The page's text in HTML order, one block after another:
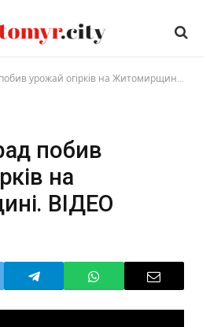
урожай огірків на Житомирщині. ВІДЕО
побив
на
ВІДЕО